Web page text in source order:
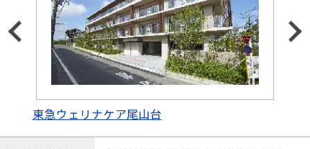
東急ウェリナケア尾山台